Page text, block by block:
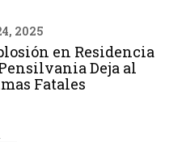
2025
en Residencia
Deja al
Fatales